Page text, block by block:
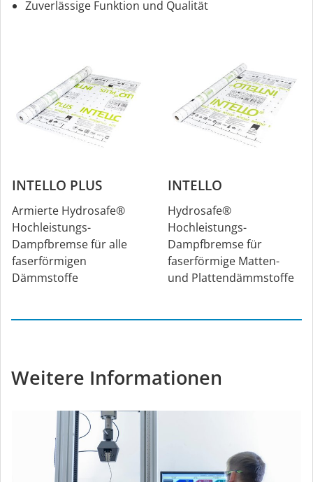
Zuverlässige Funktion und Qualität
INTELLO PLUS
Armierte Hydrosafe®
Hochleistungs-
Dampfbremse für alle
faserförmigen
Dämmstoffe
INTELLO
Hydrosafe®
Hochleistungs-
Dampfbremse für
faserförmige Matten-
und Plattendämmstoffe
Weitere Informationen